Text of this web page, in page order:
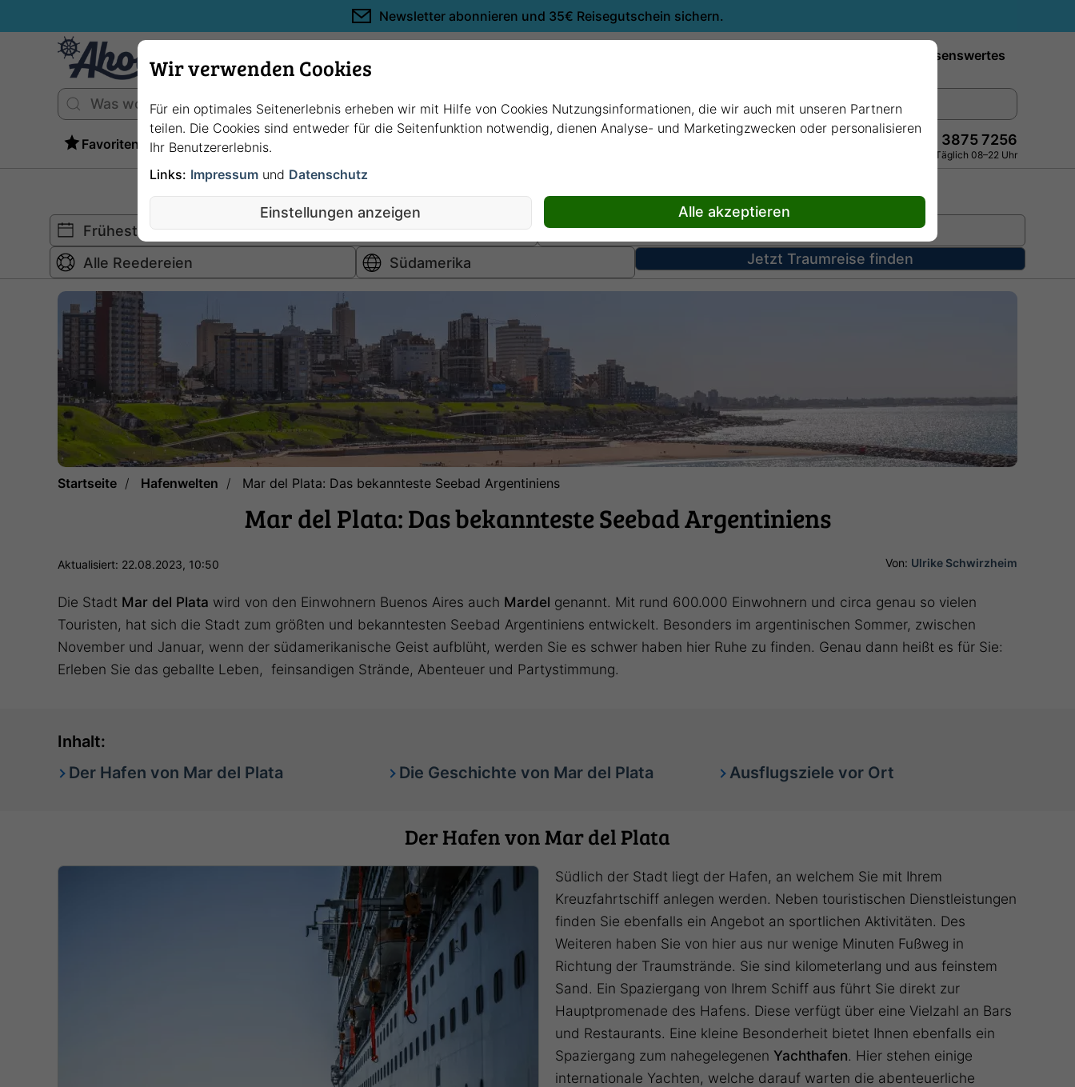
Newsletter abonnieren und 35€ Reisegutschein sichern.
Wissenswertes
Favoriten +49 228 3875 7256
Persönlich · Kostenlos · Täglich 08–22 Uhr
Jetzt Traumreise finden
Startseite Hafenwelten Mar del Plata: Das bekannteste Seebad Argentiniens
Mar del Plata: Das bekannteste Seebad Argentiniens
Von: Ulrike Schwirzheim
Aktualisiert: 22.08.2023, 10:50
Die Stadt Mar del Plata wird von den Einwohnern Buenos Aires auch Mardel genannt. Mit rund 600.000 Einwohnern und circa genau so vielen
Touristen, hat sich die Stadt zum größten und bekanntesten Seebad Argentiniens entwickelt. Besonders im argentinischen Sommer, zwischen
November und Januar, wenn der südamerikanische Geist aufblüht, werden Sie es schwer haben hier Ruhe zu finden. Genau dann heißt es für Sie:
Erleben Sie das geballte Leben, feinsandigen Strände, Abenteuer und Partystimmung.
Inhalt:
Der Hafen von Mar del Plata
Die Geschichte von Mar del Plata Ausflugsziele vor Ort
Der Hafen von Mar del Plata
Südlich der Stadt liegt der Hafen, an welchem Sie mit Ihrem
Kreuzfahrtschiff anlegen werden. Neben touristischen Dienstleistungen
finden Sie ebenfalls ein Angebot an sportlichen Aktivitäten. Des
Weiteren haben Sie von hier aus nur wenige Minuten Fußweg in
Richtung der Traumstrände. Sie sind kilometerlang und aus feinstem
Sand. Ein Spaziergang von Ihrem Schiff aus führt Sie direkt zur
Hauptpromenade des Hafens. Diese verfügt über eine Vielzahl an Bars
und Restaurants. Eine kleine Besonderheit bietet Ihnen ebenfalls ein
Spaziergang zum nahegelegenen Yachthafen. Hier stehen einige
internationale Yachten, welche darauf warten die abenteuerliche
Wir verwenden Cookies
Für ein optimales Seitenerlebnis erheben wir mit Hilfe von Cookies Nutzungsinformationen, die wir auch mit unseren Partnern
teilen. Die Cookies sind entweder für die Seitenfunktion notwendig, dienen Analyse- und Marketingzwecken oder personalisieren
Ihr Benutzererlebnis.
Links: Impressum und Datenschutz
Einstellungen anzeigen Alle akzeptieren